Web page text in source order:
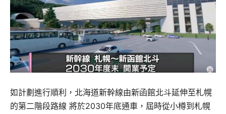
如計劃進行順利，北海道新幹線由新函館北斗延伸至札幌
的第二階段路線 將於2030年底通車，屆時從小樽到札幌